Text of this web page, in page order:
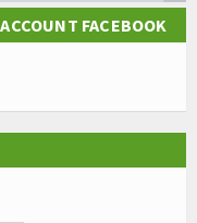
FACEBOOK